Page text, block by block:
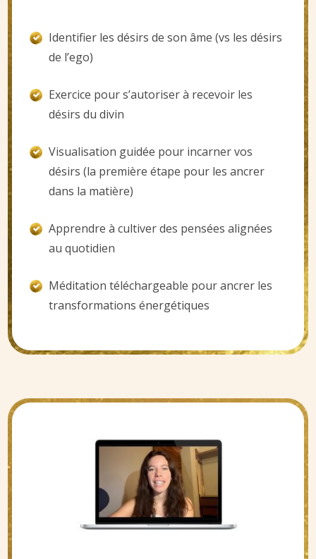
Identifier les désirs de son âme (vs les désirs
de l’ego)
Exercice pour s’autoriser à recevoir les
désirs du divin
Visualisation guidée pour incarner vos
désirs (la première étape pour les ancrer
dans la matière)
Apprendre à cultiver des pensées alignées
au quotidien
Méditation téléchargeable pour ancrer les
transformations énergétiques